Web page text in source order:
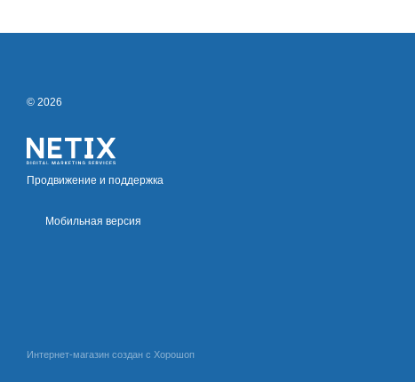
© 2026
Продвижение и поддержка
Мобильная версия
Интернет-магазин создан с Хорошоп